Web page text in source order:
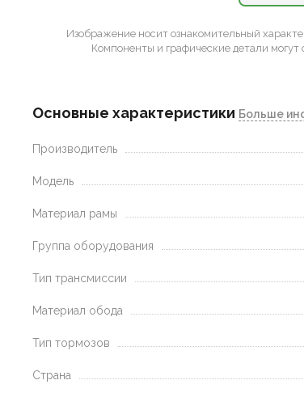
Изображение носит ознакомительный
Компоненты и графические детали могут
Основные характеристики Больше
Производитель
Модель
Материал рамы
Группа оборудования
Тип трансмиссии
Материал обода
Тип тормозов
Страна